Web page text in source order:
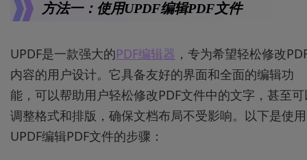
方法一：使用UPDF编辑PDF文件
UPDF是一款强大的PDF编辑器 ，专为希望轻松修改
内容的用户设计。它具备友好的界面和全面的编辑功
能，可以帮助用户轻松修改PDF文件中的文字，甚至
调整格式和排版，确保文档布局不受影响。以下是使用
UPDF编辑PDF文件的步骤：